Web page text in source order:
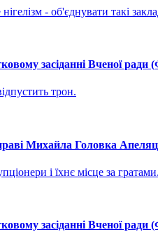
- об'єднувати такі
засіданні Вченої
трон.
Михайла Головка
і їхнє місце за гратами.
засіданні Вченої